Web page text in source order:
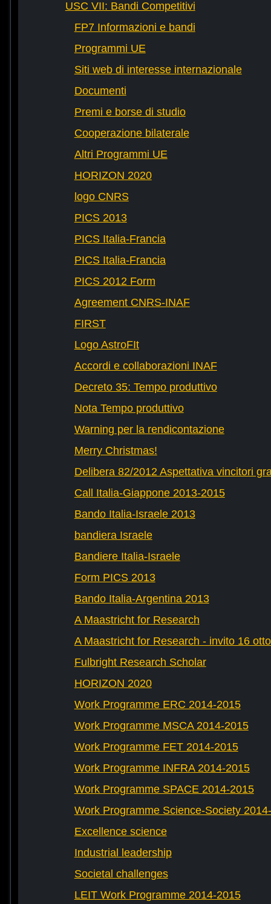
USC VII: Bandi Competitivi
FP7 Informazioni e bandi
Programmi UE
Siti web di interesse internazionale
Documenti
Premi e borse di studio
Cooperazione bilaterale
Altri Programmi UE
HORIZON 2020
logo CNRS
PICS 2013
PICS Italia-Francia
PICS Italia-Francia
PICS 2012 Form
Agreement CNRS-INAF
FIRST
Logo AstroFIt
Accordi e collaborazioni INAF
Decreto 35: Tempo produttivo
Nota Tempo produttivo
Warning per la rendicontazione
Merry Christmas!
Delibera 82/2012 Aspettativa vincitori
Call Italia-Giappone 2013-2015
Bando Italia-Israele 2013
bandiera Israele
Bandiere Italia-Israele
Form PICS 2013
Bando Italia-Argentina 2013
A Maastricht for Research
A Maastricht for Research - invito 16
Fulbright Research Scholar
HORIZON 2020
Work Programme ERC 2014-2015
Work Programme MSCA 2014-2015
Work Programme FET 2014-2015
Work Programme INFRA 2014-2015
Work Programme SPACE 2014-2015
Work Programme Science-Society
Excellence science
Industrial leadership
Societal challenges
LEIT Work Programme 2014-2015